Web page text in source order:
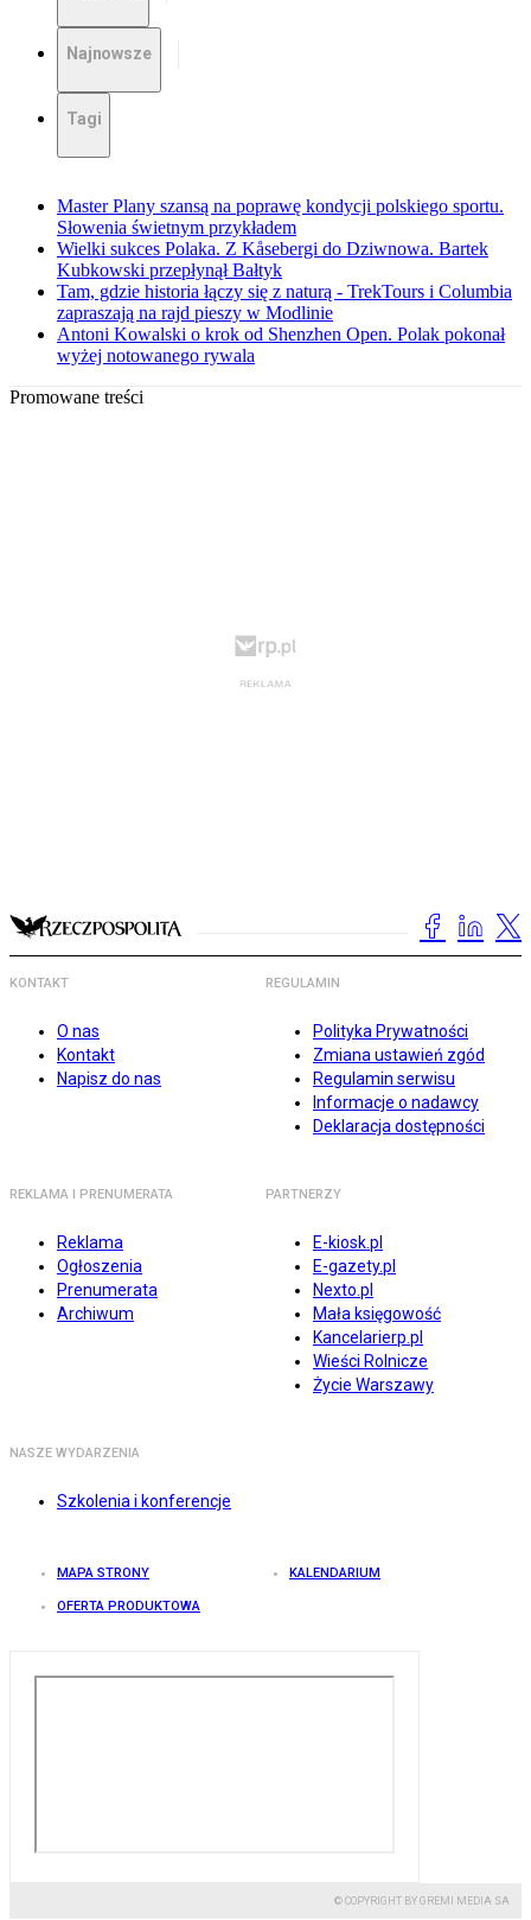
Najnowsze
Tagi
Master Plany szansą na poprawę kondycji polskiego sportu.
Słowenia świetnym przykładem
Wielki sukces Polaka. Z Kåsebergi do Dziwnowa. Bartek
Kubkowski przepłynął Bałtyk
Tam, gdzie historia łączy się z naturą - TrekTours i Columbia
zapraszają na rajd pieszy w Modlinie
Antoni Kowalski o krok od Shenzhen Open. Polak pokonał
wyżej notowanego rywala
Promowane treści
KONTAKT
O nas
Kontakt
Napisz do nas
REGULAMIN
Polityka Prywatności
Zmiana ustawień zgód
Regulamin serwisu
Informacje o nadawcy
Deklaracja dostępności
REKLAMA I PRENUMERATA
Reklama
Ogłoszenia
Prenumerata
Archiwum
PARTNERZY
E-kiosk.pl
E-gazety.pl
Nexto.pl
Mała księgowość
Kancelarierp.pl
Wieści Rolnicze
Życie Warszawy
NASZE WYDARZENIA
Szkolenia i konferencje
MAPA STRONY KALENDARIUM
OFERTA PRODUKTOWA
© COPYRIGHT BY GREMI MEDIA SA